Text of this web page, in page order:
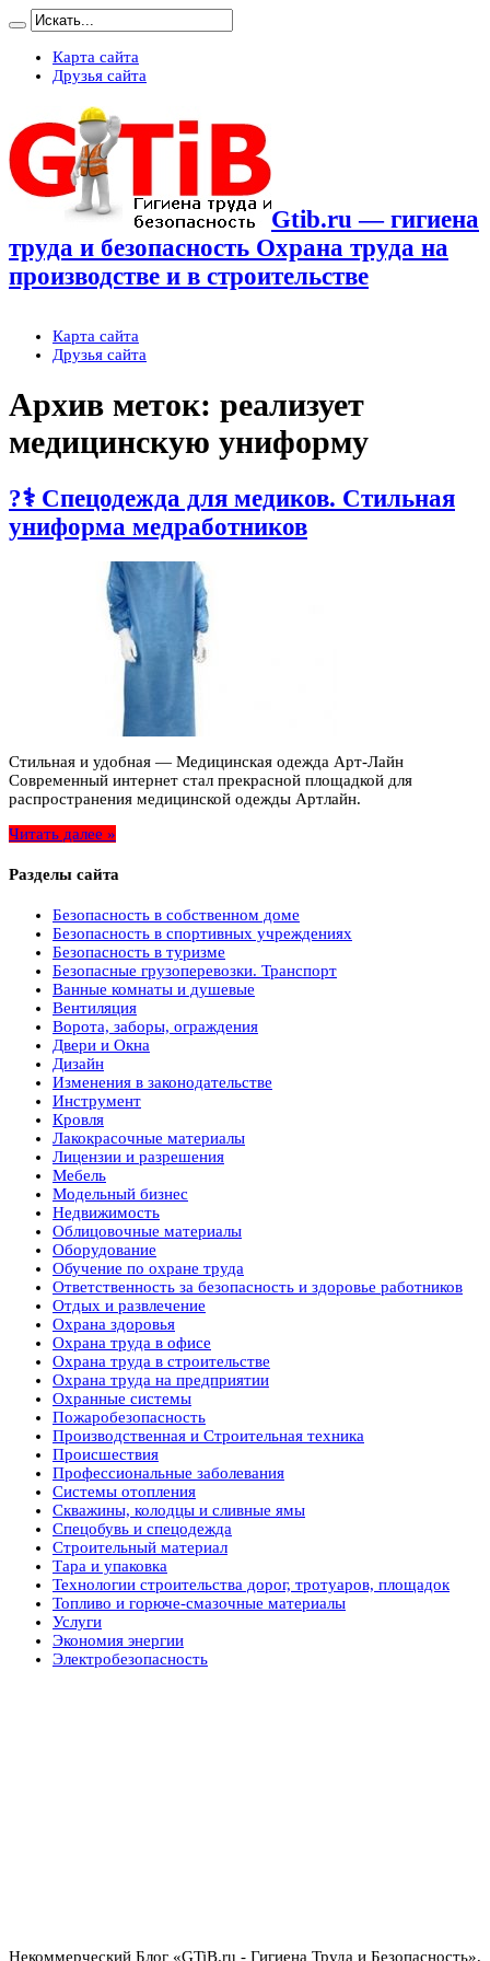
Карта сайта
Друзья сайта
Gtib.ru — гигиена
труда и безопасность Охрана труда на
производстве и в строительстве
Карта сайта
Друзья сайта
Архив меток: реализует
медицинскую униформу
?‍⚕️ Спецодежда для медиков. Стильная
униформа медработников
Стильная и удобная — Медицинская одежда Арт-Лайн
Современный интернет стал прекрасной площадкой для
распространения медицинской одежды Артлайн.
Читать далее »
Разделы сайта
Безопасность в собственном доме
Безопасность в спортивных учреждениях
Безопасность в туризме
Безопасные грузоперевозки. Транспорт
Ванные комнаты и душевые
Вентиляция
Ворота, заборы, ограждения
Двери и Окна
Дизайн
Изменения в законодательстве
Инструмент
Кровля
Лакокрасочные материалы
Лицензии и разрешения
Мебель
Модельный бизнес
Недвижимость
Облицовочные материалы
Оборудование
Обучение по охране труда
Ответственность за безопасность и здоровье работников
Отдых и развлечение
Охрана здоровья
Охрана труда в офисе
Охрана труда в строительстве
Охрана труда на предприятии
Охранные системы
Пожаробезопасность
Производственная и Строительная техника
Происшествия
Профессиональные заболевания
Системы отопления
Скважины, колодцы и сливные ямы
Спецобувь и спецодежда
Строительный материал
Тара и упаковка
Технологии строительства дорог, тротуаров, площадок
Топливо и горюче-смазочные материалы
Услуги
Экономия энергии
Электробезопасность
Некоммерческий Блог «GTiB.ru - Гигиена Труда и Безопасность»,